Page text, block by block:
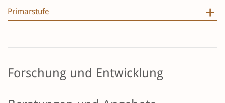
Primarstufe
Forschung und Entwicklung